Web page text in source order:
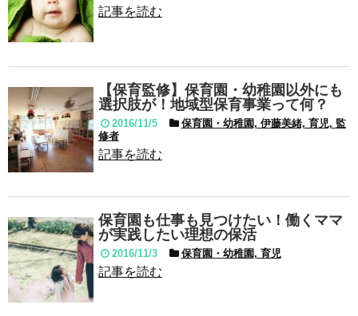
記事を読む
【保育監修】保育園・幼稚園以外にも
選択肢が！地域型保育事業って何？
2016/11/5
保育園・幼稚園, 伊藤美緒, 育児, 監
修者
記事を読む
保育園も仕事も見つけたい！働くママ
が実践したい理想の保活
2016/11/3 保育園・幼稚園, 育児
記事を読む